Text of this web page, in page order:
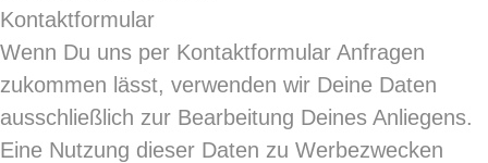
Kontaktformular
Wenn Du uns per Kontaktformular Anfragen
zukommen lässt, verwenden wir Deine Daten
ausschließlich zur Bearbeitung Deines Anliegens.
Eine Nutzung dieser Daten zu Werbezwecken